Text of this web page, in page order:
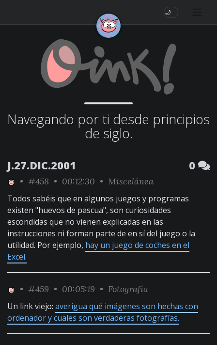
🌙
Navegando por ti desde principios
de siglo.
J.27.DIC.2001 0
• #458 • 00:12:30 • Miscelánea
Todos sabéis que en algunos juegos y programas
existen "huevos de pascua", son curiosidades
escondidas que no vienen explicadas en las
instrucciones ni forman parte de en sí del juego o la
utilidad. Por ejemplo, hay un juego de coches en el
Excel.
• #459 • 00:05:19 • Fotografía
Un link viejo: averigua qué imágenes son hechas con
ordenador y cuales son verdaderas fotografías.